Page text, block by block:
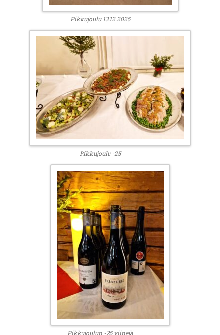
Pikkujoulu 13.12.2025
Pikkujoulu -25
Pikkujoulun -25 viinejä